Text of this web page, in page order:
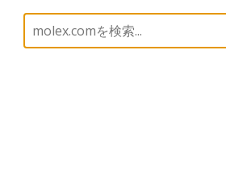
Cable Assemblies 120073